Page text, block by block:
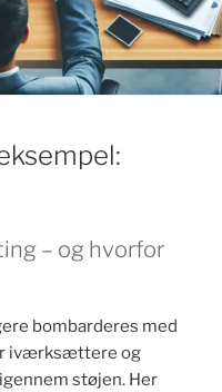
– og hvorfor
bombarderes med
iværksættere og
støjen. Her